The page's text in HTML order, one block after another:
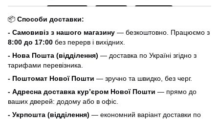
📦 Способи доставки:
- Самовивіз з нашого магазину — безкоштовно. Працюємо з
8:00 до 17:00 без перерв і вихідних.
- Нова Пошта (відділення) — доставка по Україні згідно з
тарифами перевізника.
- Поштомат Нової Пошти — зручно та швидко, без черг.
- Адресна доставка кур’єром Нової Пошти — прямо до
ваших дверей: додому або в офіс.
- Укрпошта (відділення) — економний варіант доставки по